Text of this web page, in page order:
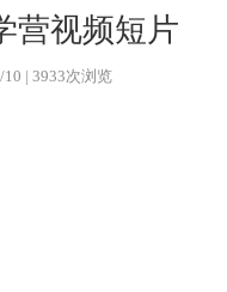
营视频短片
10 | 3933次浏览